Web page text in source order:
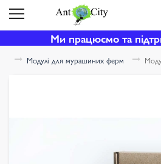
Ми працюємо та
Модулі для мурашиних ферм